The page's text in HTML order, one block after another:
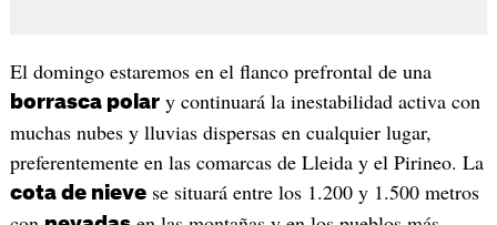
El domingo estaremos en el flanco prefrontal de una
borrasca polary continuará la inestabilidad activa con
muchas nubes y lluvias dispersas en cualquier lugar,
preferentemente en las comarcas de Lleida y el Pirineo. La
cota de nievese situará entre los 1.200 y 1.500 metros